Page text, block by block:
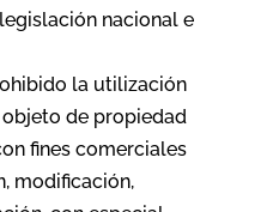
nacional e
la utilización
de propiedad
fines comerciales
modificación,